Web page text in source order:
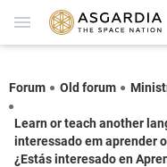
Forum Old forum
Learn or teach another
interessado em aprender
¿Estás interesado en